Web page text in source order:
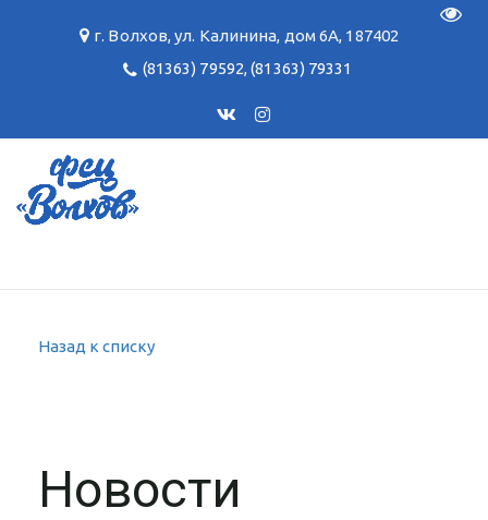
г. Волхов,ул. Калинина, дом 6А, 187402
(81363) 79592,(81363) 79331
Назад к списку
Новости